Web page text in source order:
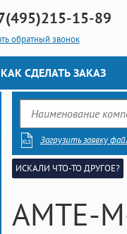
215-15-89
обратный звонок
КАК СДЕЛАТЬ ЗАКАЗ
Загрузить заявку
ИСКАЛИ ЧТО-ТО ДРУГОЕ?
AMTE-